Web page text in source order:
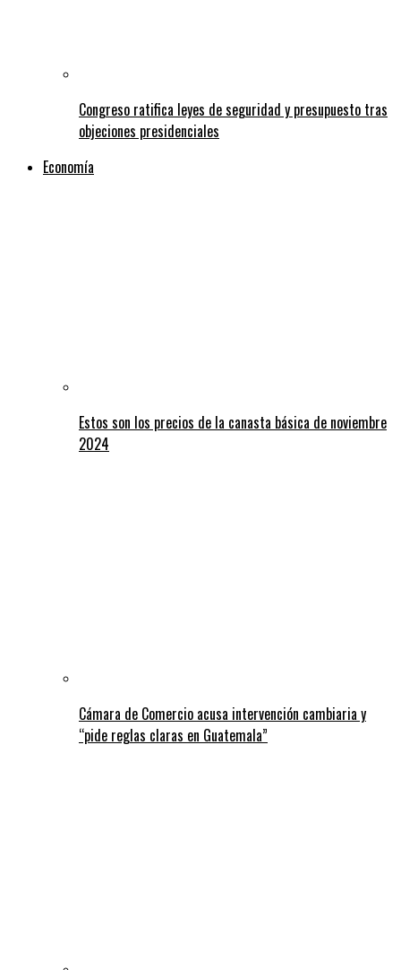
Congreso ratifica leyes de seguridad y presupuesto tras
objeciones presidenciales
Economía
Estos son los precios de la canasta básica de noviembre
2024
Cámara de Comercio acusa intervención cambiaria y
“pide reglas claras en Guatemala”